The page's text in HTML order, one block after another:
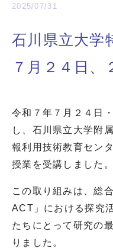
2025/07/31
石川県立大学
７月２４日、
令和７年７月２４日
し、石川県立大学附
報利用技術教育セン
授業を受講しました。
この取り組みは、総
ACT」における探究
たちにとって研究の
りました。